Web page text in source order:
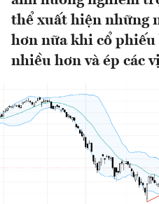
thể xuất hiện những
hơn nữa khi cổ
nhiều hơn và ép các